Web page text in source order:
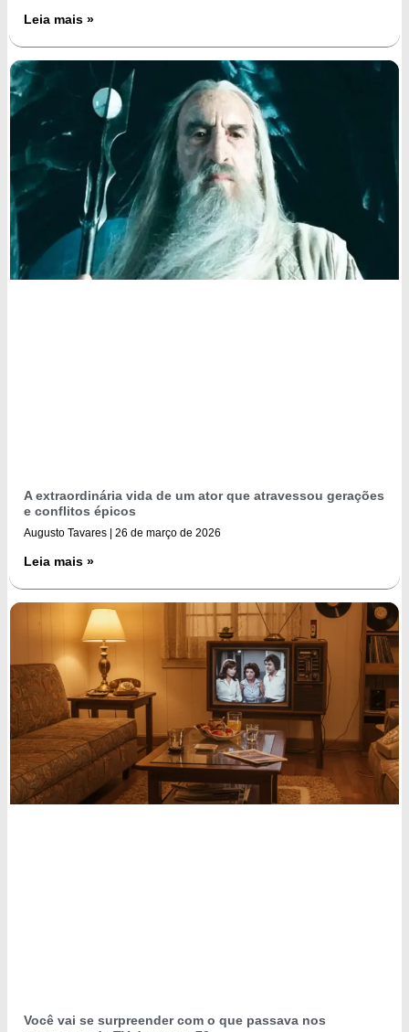
Leia mais »
A extraordinária vida de um ator que atravessou gerações
e conflitos épicos
Augusto Tavares 26 de março de 2026
Leia mais »
Você vai se surpreender com o que passava nos